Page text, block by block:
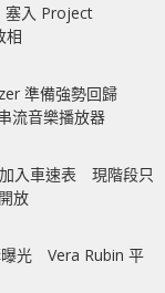
塞入 Project
相
準備強勢回歸
流音樂播放器
入車速表 現階段只
放
曝光 Vera Rubin 平